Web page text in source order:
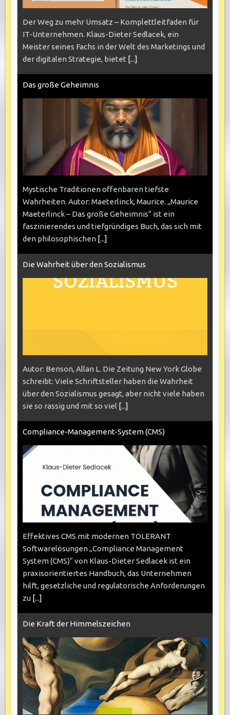
Der Weg zu mehr Umsatz – Komplettleitfaden für
IT-Unternehmen. Klaus-Dieter Sedlacek, ein
Meister seines Fachs in der Welt des Marketings und
der digitalen Strategie, bietet [...]
Das große Geheimnis
Mystische Traditionen offenbaren tiefste
Wahrheiten. Autor: Maeterlinck, Maurice. „Maurice
Maeterlinck – Das große Geheimnis“ ist ein
faszinierendes und tiefgründiges Buch, das sich mit
den philosophischen [...]
Die Wahrheit über den Sozialismus
Autor: Benson, Allan L. Die Zeitung New York Globe
schreibt: Viele Schriftsteller haben die Wahrheit
über den Sozialismus gesagt, aber nicht viele haben
sie so rassig und mit so viel [...]
Compliance-Management-System (CMS)
Effektives CMS mit modernen TOLERANT
Softwarelösungen „Compliance Management
System (CMS)“ von Klaus-Dieter Sedlacek ist ein
praxisorientiertes Handbuch, das Unternehmen
hilft, gesetzliche und regulatorische Anforderungen
zu [...]
Die Kraft der Himmelszeichen